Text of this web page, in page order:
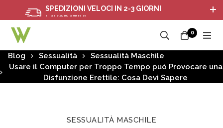
SPEDIZIONI VELOCI IN 2-3 GIORNI
LAVORATIVI
0
Blog Sessualità
Sessualità Maschile
Usare il Computer per Troppo Tempo può Provocare una
Disfunzione Erettile: Cosa Devi Sapere
SESSUALITÀ MASCHILE